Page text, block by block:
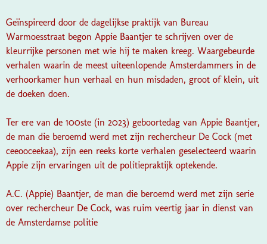
Geïnspireerd door de dagelijkse praktijk van Bureau
Warmoesstraat begon Appie Baantjer te schrijven over de
kleurrijke personen met wie hij te maken kreeg. Waargebeurde
verhalen waarin de meest uiteenlopende Amsterdammers in de
verhoorkamer hun verhaal en hun misdaden, groot of klein, uit
de doeken doen.
Ter ere van de 100ste (in 2023) geboortedag van Appie Baantjer,
de man die beroemd werd met zijn rechercheur De Cock (met
ceeooceekaa), zijn een reeks korte verhalen geselecteerd waarin
Appie zijn ervaringen uit de politiepraktijk optekende.
A.C. (Appie) Baantjer, de man die beroemd werd met zijn serie
over rechercheur De Cock, was ruim veertig jaar in dienst van
de Amsterdamse politie